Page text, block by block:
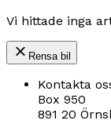
Vi hittade inga
Rensa bil
Kontakta
Box 950
891 20